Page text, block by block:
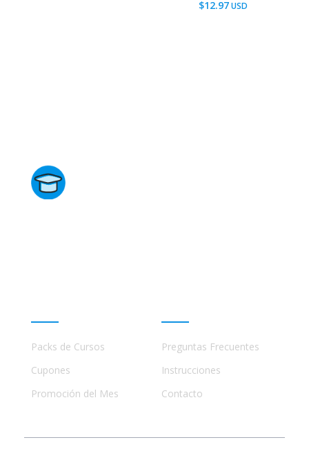
$12.97
Packs de Cursos
Cupones
Promoción del Mes
Preguntas Frecuentes
Instrucciones
Contacto